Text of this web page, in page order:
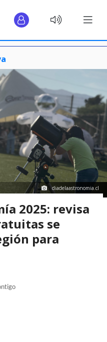
diadelaastronomia.cl
2025: revisa
se
para